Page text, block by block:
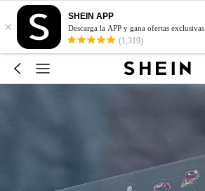
×
SHEIN APP
Descarga la APP y gana ofertas exclusivas
(1,319)